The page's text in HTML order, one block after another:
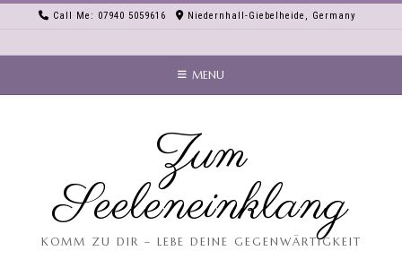
Call Me: 07940 5059616 Niedernhall-Giebelheide, Germany
MENU
Zum
Seeleneinklang
KOMM ZU DIR – LEBE DEINE GEGENWÄRTIGKEIT